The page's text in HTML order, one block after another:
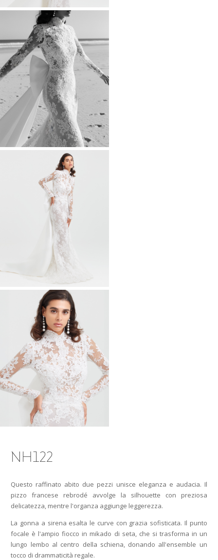
NH122
Questo raffinato abito due pezzi unisce eleganza e audacia. Il
pizzo francese rebrodé avvolge la silhouette con preziosa
delicatezza, mentre l'organza aggiunge leggerezza.
La gonna a sirena esalta le curve con grazia sofisticata. Il punto
focale è l'ampio fiocco in mikado di seta, che si trasforma in un
lungo lembo al centro della schiena, donando all'ensemble un
tocco di drammaticità regale.